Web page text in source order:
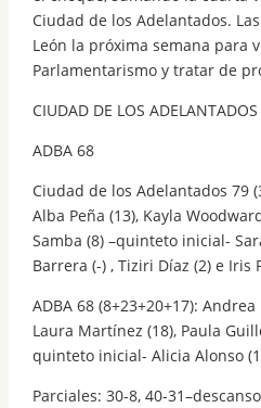
Ciudad de los Adelantados.
León la próxima semana para
Parlamentarismo y tratar de
CIUDAD DE LOS
ADBA 68
Ciudad de los Adelantados 79
Alba Peña (13), Kayla
Samba (8) –quinteto inicial-
Barrera (-) , Tiziri Díaz (2) e Iris
ADBA 68 (8+23+20+17):
Laura Martínez (18), Paula
quinteto inicial- Alicia Alonso
Parciales: 30-8, 40-